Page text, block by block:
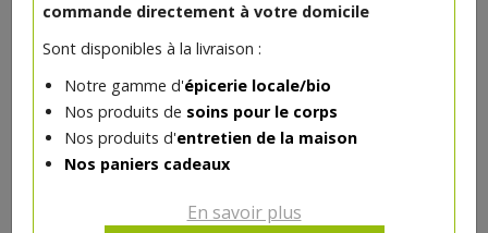
commande directement à votre domicile
Sont disponibles à la livraison :
Notre gamme d'épicerie locale/bio
Nos produits de soins pour le corps
Nos produits d'entretien de la maison
Nos paniers cadeaux
En savoir plus
3.08€/pc